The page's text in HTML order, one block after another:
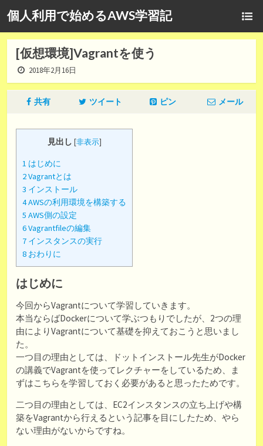
個人利用で始めるAWS学習記
[仮想環境]Vagrantを使う
2018年2月16日
共有 ツイート ピン メール
見出し [非表示]
1 はじめに
2Vagrantとは
3 インストール
4AWSの利用環境を構築する
5 AWS側の設定
6Vagrantfileの編集
7 インスタンスの実行
8 おわりに
はじめに
今回からVagrantについて学習していきます。
本当ならばDockerについて学ぶつもりでしたが、2つの理
由によりVagrantについて基礎を抑えておこうと思いまし
た。
一つ目の理由としては、ドットインストール先生がDocker
の講義でVagrantを使ってレクチャーをしているため、ま
ずはこちらを学習しておく必要があると思ったためです。
二つ目の理由としては、EC2インスタンスの立ち上げや構
築をVagrantから行えるという記事を目にしたため、やら
ない理由がないからですね。